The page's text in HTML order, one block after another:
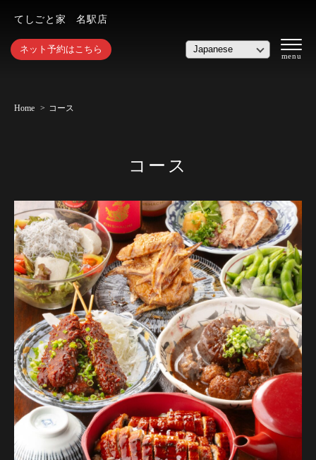
てしごと家 名駅店
ネット予約はこちら
Home コース
コース